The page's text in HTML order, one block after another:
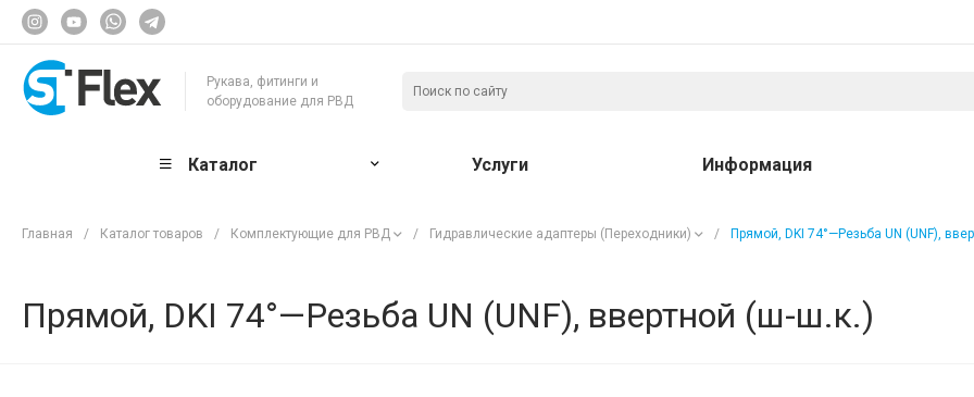
Рукава, фитинги и
оборудование для РВД
Каталог Услуги Информация
Главная / Каталог товаров / Комплектующие для РВД / Гидравлические адаптеры (Переходники) / Прямой, DKI 74°—Резьба UN (UNF),
Прямой, DKI 74°—Резьба UN (UNF), ввертной (ш-ш.к.)